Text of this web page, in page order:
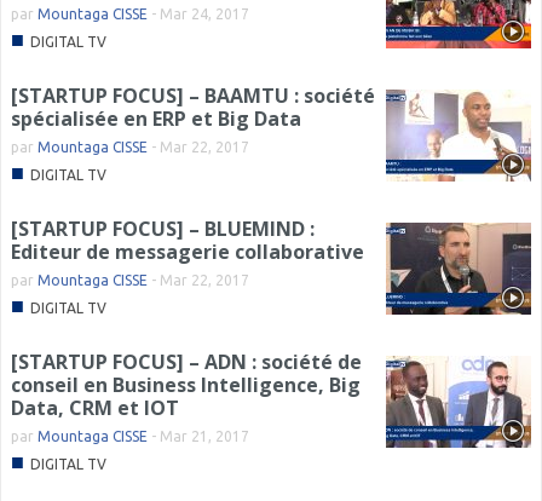
par Mountaga CISSE - Mar 24, 2017
■ DIGITAL TV
[STARTUP FOCUS] – BAAMTU : société
spécialisée en ERP et Big Data
par Mountaga CISSE - Mar 22, 2017
■ DIGITAL TV
[STARTUP FOCUS] – BLUEMIND :
Editeur de messagerie collaborative
par Mountaga CISSE - Mar 22, 2017
■ DIGITAL TV
[STARTUP FOCUS] – ADN : société de
conseil en Business Intelligence, Big
Data, CRM et IOT
par Mountaga CISSE - Mar 21, 2017
■ DIGITAL TV